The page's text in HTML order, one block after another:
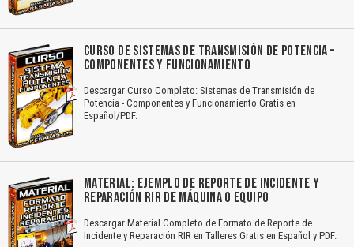
CURSO DE SISTEMAS DE TRANSMISIÓN DE POTENCIA –
COMPONENTES Y FUNCIONAMIENTO
Descargar Curso Completo: Sistemas de Transmisión de
Potencia - Componentes y Funcionamiento Gratis en
Español/PDF.
MATERIAL: EJEMPLO DE REPORTE DE INCIDENTE Y
REPARACIÓN RIR DE MÁQUINA O EQUIPO
Descargar Material Completo de Formato de Reporte de
Incidente y Reparación RIR en Talleres Gratis en Español y PDF.